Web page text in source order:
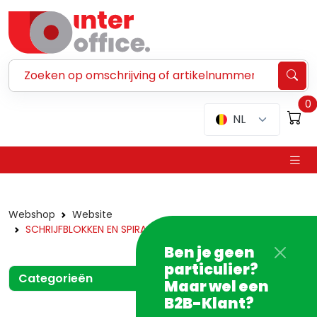
NL
0
Ben je geen
particulier?
Maar wel een
B2B-Klant?
Webshop
Website
SCHRIJFBLOKKEN EN SPIRAALSCHRIFTEN
Categorieën